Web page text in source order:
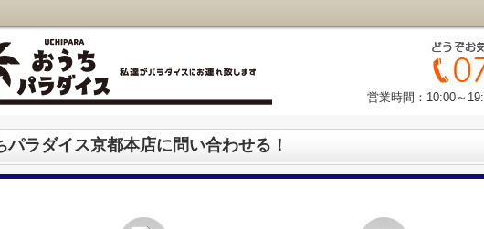
営業時間：10:00～
ラダイス京都本店に問い合わせる！